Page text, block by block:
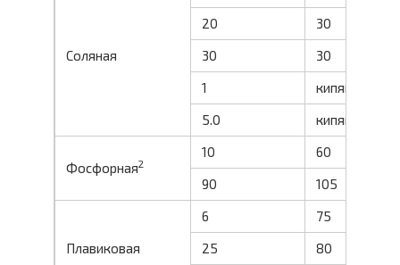
Соляная
20
30
30
30
1
кипящая
5.0
кипящая
Фосфорная2
10 60
90
105
Плавиковая
6 75
25
80